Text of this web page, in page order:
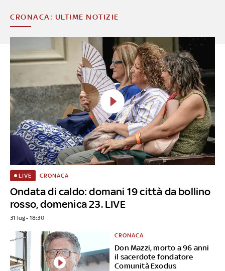
CRONACA: ULTIME NOTIZIE
Ondata di caldo: domani 19 città da bollino
rosso, domenica 23. LIVE
LIVE CRONACA
31 lug - 18:30
Don Mazzi, morto a 96 anni
il sacerdote fondatore
Comunità Exodus
CRONACA